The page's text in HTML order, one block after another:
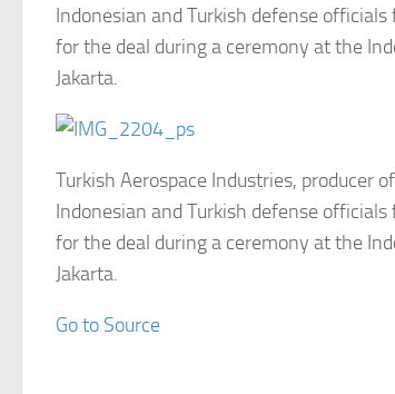
Indonesian and Turkish defense
for the deal during a ceremony at the
Jakarta.
Turkish Aerospace Industries, producer
Indonesian and Turkish defense
for the deal during a ceremony at the
Jakarta.
Go to Source